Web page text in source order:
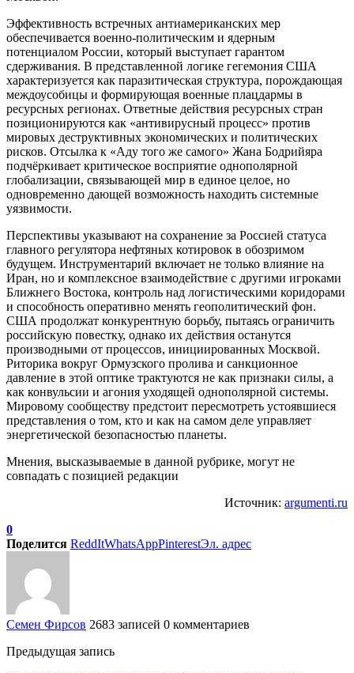
Эффективность встречных антиамериканских мер
обеспечивается военно-политическим и ядерным
потенциалом России, который выступает гарантом
сдерживания. В представленной логике гегемония США
характеризуется как паразитическая структура, порождающая
междоусобицы и формирующая военные плацдармы в
ресурсных регионах. Ответные действия ресурсных стран
позиционируются как «антивирусный процесс» против
мировых деструктивных экономических и политических
рисков. Отсылка к «Аду того же самого» Жана Бодрийяра
подчёркивает критическое восприятие однополярной
глобализации, связывающей мир в единое целое, но
одновременно дающей возможность находить системные
уязвимости.
Перспективы указывают на сохранение за Россией статуса
главного регулятора нефтяных котировок в обозримом
будущем. Инструментарий включает не только влияние на
Иран, но и комплексное взаимодействие с другими игроками
Ближнего Востока, контроль над логистическими коридорами
и способность оперативно менять геополитический фон.
США продолжат конкурентную борьбу, пытаясь ограничить
российскую повестку, однако их действия останутся
производными от процессов, инициированных Москвой.
Риторика вокруг Ормузского пролива и санкционное
давление в этой оптике трактуются не как признаки силы, а
как конвульсии и агония уходящей однополярной системы.
Мировому сообществу предстоит пересмотреть устоявшиеся
представления о том, кто и как на самом деле управляет
энергетической безопасностью планеты.
Мнения, высказываемые в данной рубрике, могут не
совпадать с позицией редакции
Источник: argumenti.ru
0
Поделится ReddItWhatsAppPinterestЭл. адрес
Семен Фирсов 2683 записей 0 комментариев
Предыдущая запись